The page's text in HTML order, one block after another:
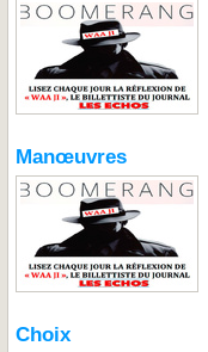
Manœuvres
Choix